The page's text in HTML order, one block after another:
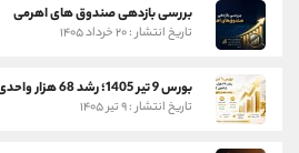
بررسی بازدهی صندوق های اهرمی
تاریخ انتشار : ۲۰ خرداد ۱۴۰۵
تاریخ انتشار : ۹ تیر ۱۴۰۵